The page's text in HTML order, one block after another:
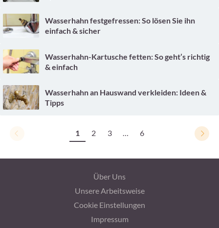
Wasserhahn festgefressen: So lösen Sie ihn
einfach & sicher
Wasserhahn-Kartusche fetten: So geht’s richtig
& einfach
Wasserhahn an Hauswand verkleiden: Ideen &
Tipps
1 2 3 … 6
Über Uns
Unsere Arbeitsweise
Cookie Einstellungen
Impressum